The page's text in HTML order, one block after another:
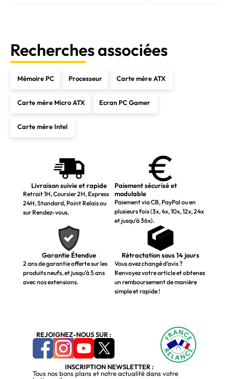
Recherches associées
Mémoire PC Processeur Carte mère ATX
Carte mère Micro ATX Ecran PC Gamer
Carte mère Intel
Livraison suivie et rapide
Retrait 1H, Coursier 2H, Express
24H, Standard, Point Relais ou
sur Rendez-vous.
Paiement sécurisé et
modulable
Paiement via CB, PayPal ou en
plusieurs fois (3x, 4x, 10x, 12x, 24x
et jusqu’à 36x).
Garantie Étendue
2 ans de garantie offerte sur les
produits neufs, et jusqu’à 5 ans
avec nos extensions.
Rétractation sous 14 jours
Vous avez changé d’avis ?
Renvoyez votre article et obtenez
un remboursement de manière
simple et rapide !
REJOIGNEZ-NOUS SUR :
INSCRIPTION NEWSLETTER :
Tous nos bons plans et notre actualité dans votre